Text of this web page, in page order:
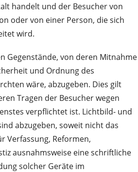
handelt und der Besucher von
oder von einer Person, die sich
wird.
Gegenstände, von deren Mitnahme
und Ordnung des
wäre, abzugeben. Dies gilt
Tragen der Besucher wegen
verpflichtet ist. Lichtbild- und
abzugeben, soweit nicht das
Verfassung, Reformen,
ausnahmsweise eine schriftliche
solcher Geräte im